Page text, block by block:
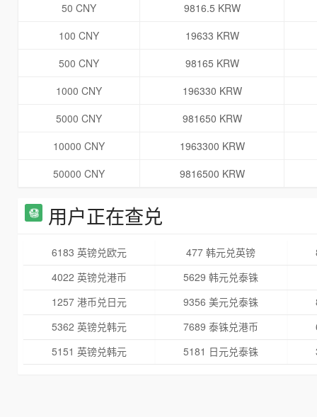
50 CNY
9816.5 KRW
100 CNY
19633 KRW
500 CNY
98165 KRW
1000 CNY
196330 KRW
5000 CNY
981650 KRW
10000 CNY
1963300 KRW
50000 CNY
9816500 KRW
用户正在查兑
6183 英镑兑欧元 477 韩元兑英镑
4022 英镑兑港币
5629 韩元兑泰铢
1257 港币兑日元
9356 美元兑泰铢
5362 英镑兑韩元
7689 泰铢兑港币
5151 英镑兑韩元
5181 日元兑泰铢